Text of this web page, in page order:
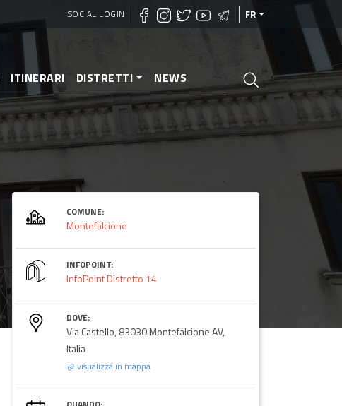
SOCIAL LOGIN FR
ITINERARI DISTRETTI NEWS
COMUNE:
Montefalcione
INFOPOINT:
InfoPoint Distretto 14
DOVE:
Via Castello, 83030 Montefalcione AV,
Italia
visualizza in mappa